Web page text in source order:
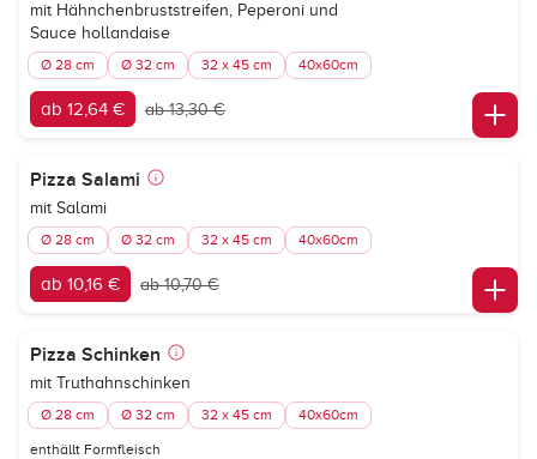
mit Hähnchenbruststreifen, Peperoni und
Sauce hollandaise
Ø 28 cm Ø 32 cm 32 x 45 cm 40x60cm
ab 12,64 € ab 13,30 €
Pizza Salami
mit Salami
Ø 28 cm Ø 32 cm 32 x 45 cm 40x60cm
ab 10,16 € ab 10,70 €
Pizza Schinken
mit Truthahnschinken
Ø 28 cm Ø 32 cm 32 x 45 cm 40x60cm
enthällt Formfleisch